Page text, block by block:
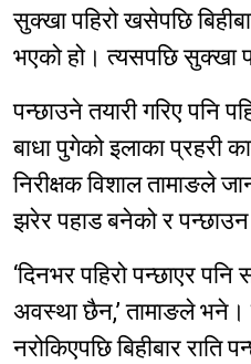
सुक्खा पहिरो खसेपछि
भएको हो। त्यसपछि सुक्खा
पन्छाउने तयारी गरिए पनि
बाधा पुगेको इलाका प्रहरी
निरीक्षक विशाल तामाङले
झरेर पहाड बनेको र
‘दिनभर पहिरो पन्छाएर
अवस्था छैन,’ तामाङले भने।
नरोकिएपछि बिहीबार